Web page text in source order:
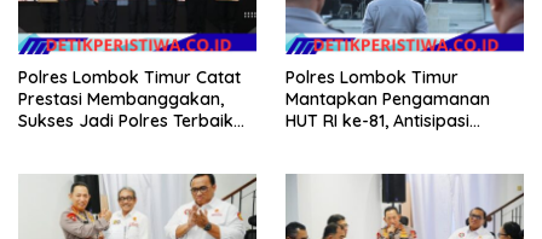
Polres Lombok Timur Catat
Prestasi Membanggakan,
Sukses Jadi Polres Terbaik
Polres Lombok Timur
Mantapkan Pengamanan
HUT RI ke-81, Antisipasi